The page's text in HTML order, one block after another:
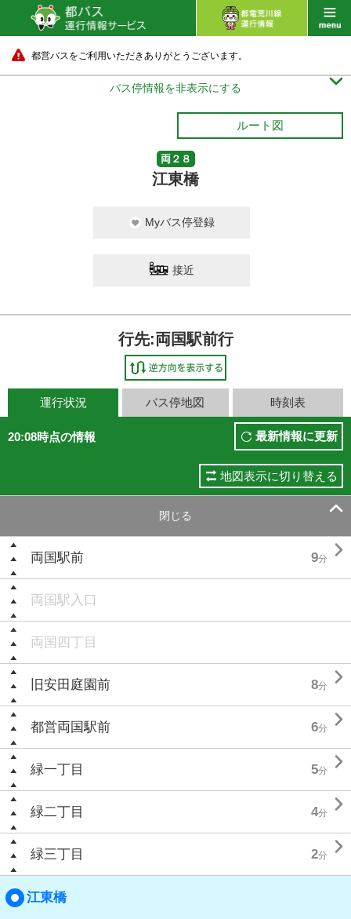
都営バスをご利用いただきありがとうございます。
バス停情報を非表示にする 
ルート図
両２８
江東橋
Myバス停登録
接近
行先:両国駅前行
運行状況 バス停地図 時刻表
20:08時点の情報 最新情報に更新
地図表示に切り替える
閉じる 
両国駅前 9分 
両国駅入口
両国四丁目
旧安田庭園前 8分 
都営両国駅前 6分 
緑一丁目 5分 
緑二丁目 4分 
緑三丁目 2分 
江東橋